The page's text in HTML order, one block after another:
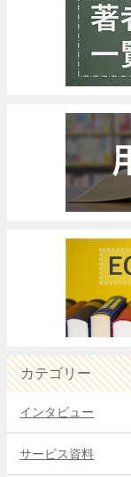
カテゴリー
インタビュー
サービス資料